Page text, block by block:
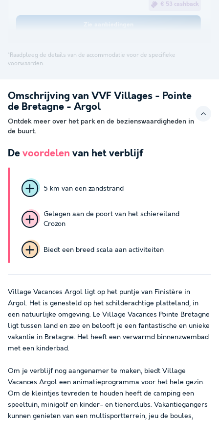
€ 53 cashback
*Raadpleeg de details van de accommodatie voor de specifieke
voorwaarden.
Omschrijving van VVF Villages - Pointe
de Bretagne - Argol
Ontdek meer over het park en de bezienswaardigheden in
de buurt.
De voordelen van het verblijf
5 km van een zandstrand
Gelegen aan de poort van het schiereiland
Crozon
Biedt een breed scala aan activiteiten
Village Vacances Argol ligt op het puntje van Finistère in
Argol. Het is genesteld op het schilderachtige platteland, in
een natuurlijke omgeving. Le Village Vacances Pointe Bretagne
ligt tussen land en zee en belooft je een fantastische en unieke
vakantie in Bretagne. Het heeft een verwarmd binnenzwembad
met een kinderbad.
Om je verblijf nog aangenamer te maken, biedt Village
Vacances Argol een animatieprogramma voor het hele gezin.
Om de kleintjes tevreden te houden heeft de camping een
speeltuin, minigolf en kinder- en tienerclubs. Vakantiegangers
kunnen genieten van een multisportterrein, jeu de boules,